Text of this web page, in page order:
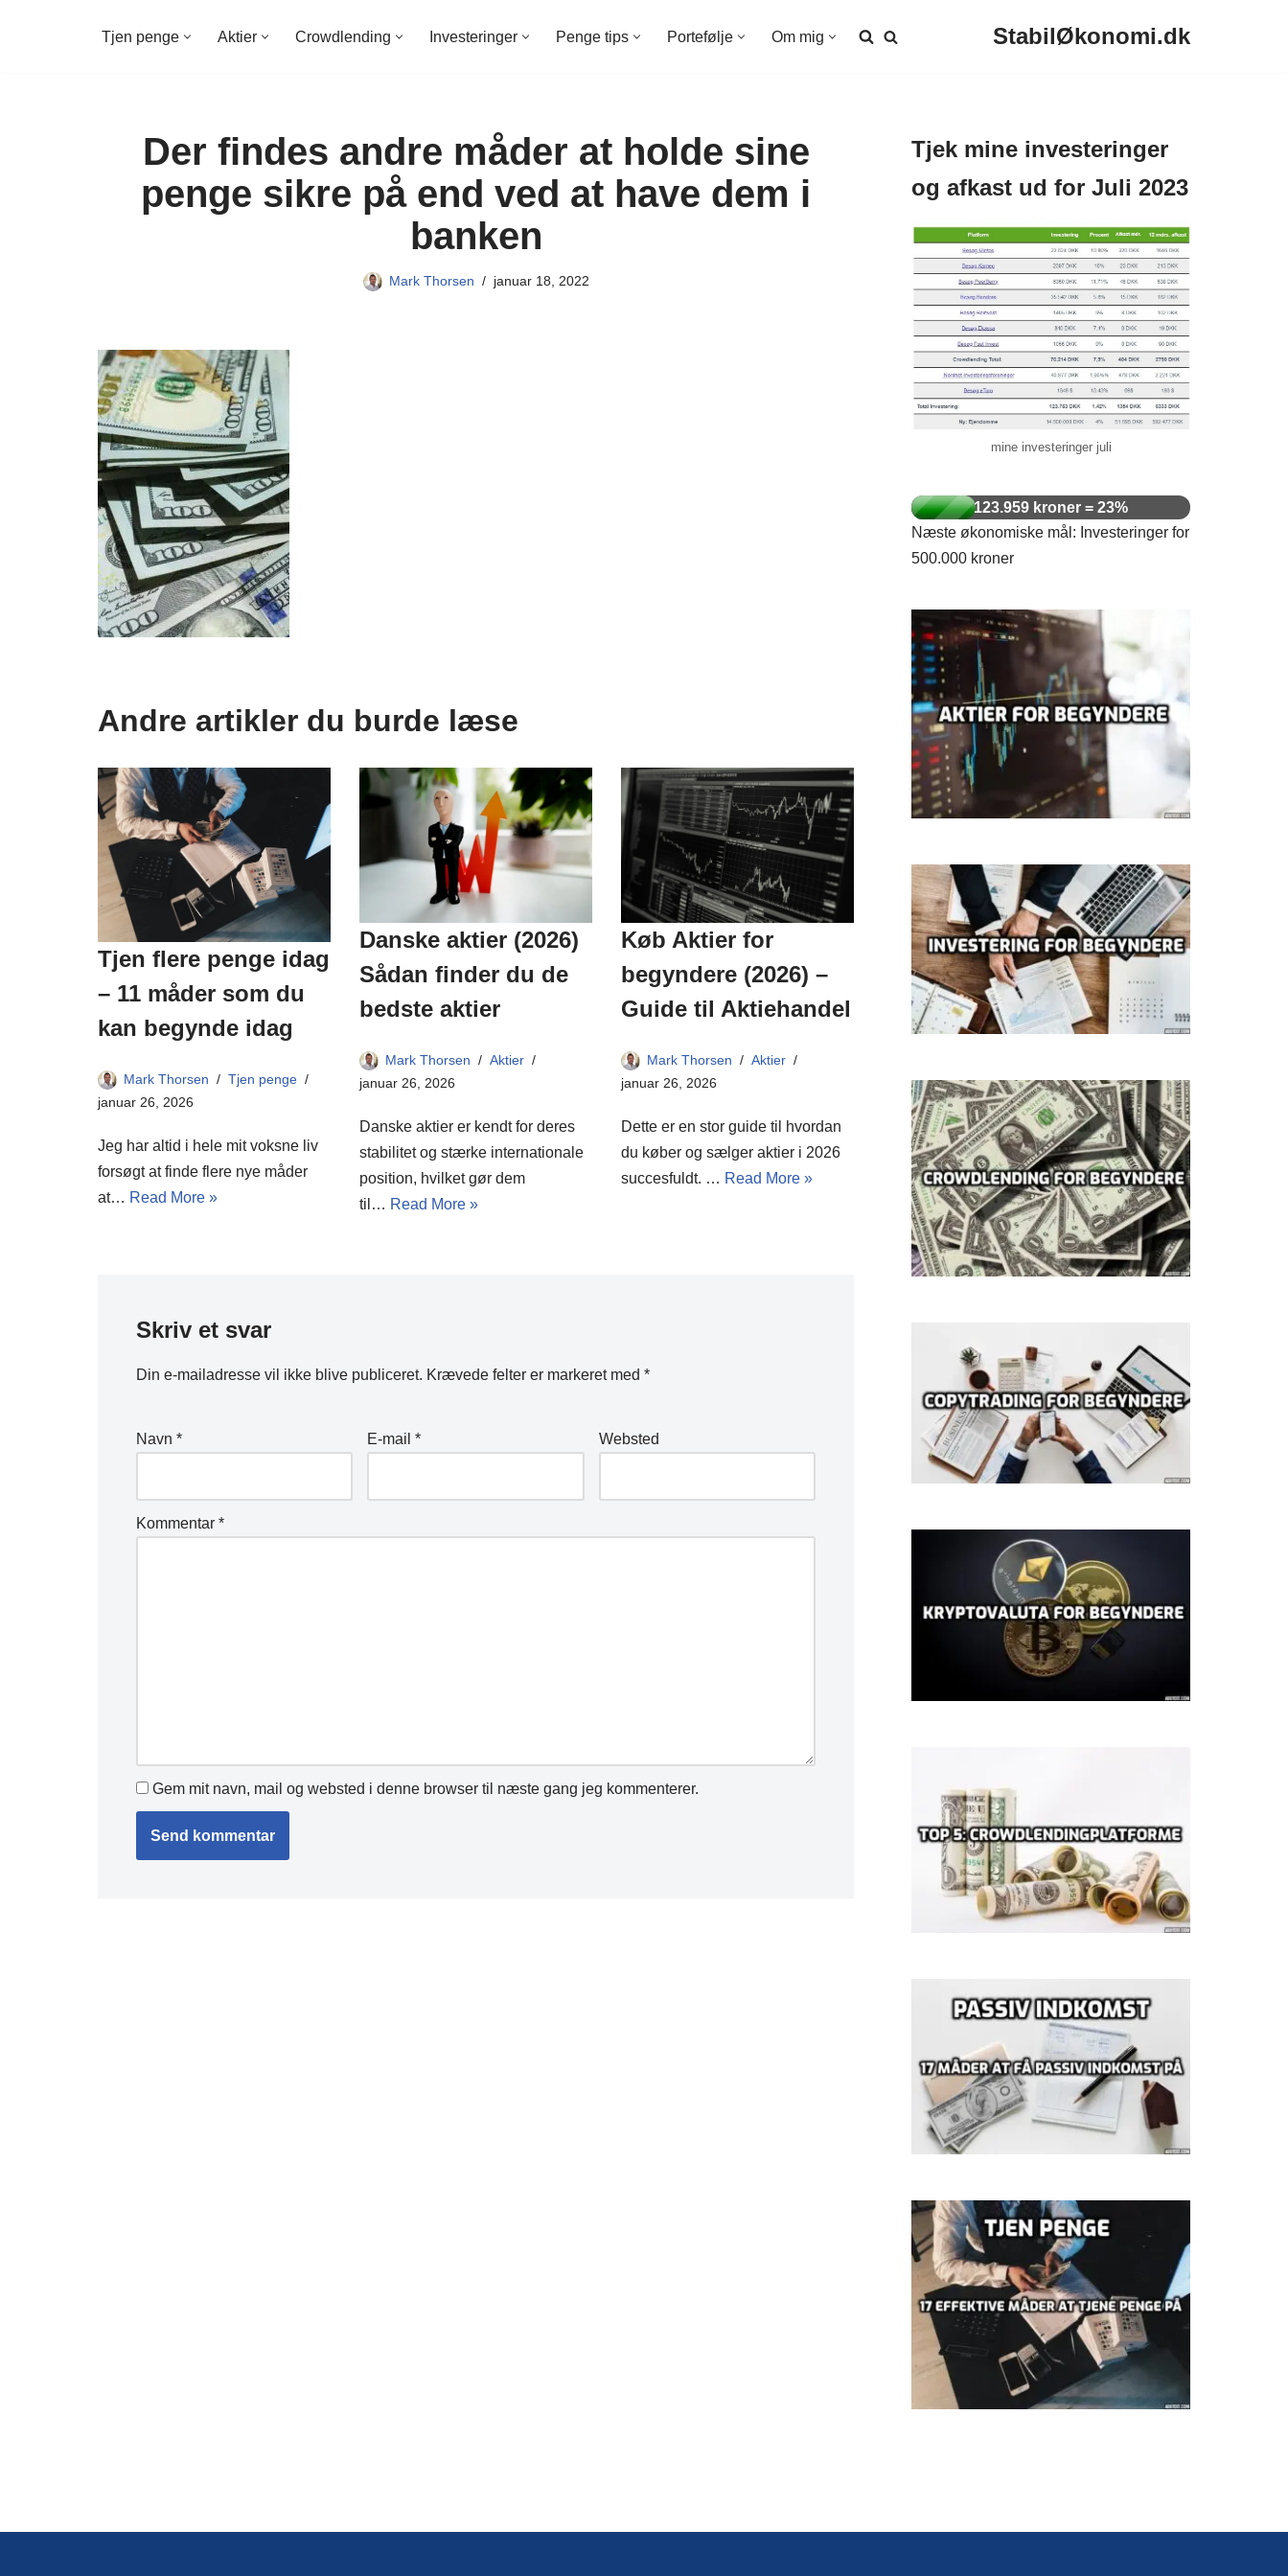
Tjen penge Aktier Crowdlending Investeringer Penge tips Portefølje Om mig StabilØkonomi.dk
Der findes andre måder at holde sine
penge sikre på end ved at have dem i
banken
Mark Thorsen januar 18, 2022
Andre artikler du burde læse
Tjen flere penge idag
– 11 måder som du
kan begynde idag
Mark Thorsen
Tjen penge
januar 26, 2026
Jeg har altid i hele mit voksne liv
forsøgt at finde flere nye måder
at… Read More »
Danske aktier (2026)
Sådan finder du de
bedste aktier
Mark Thorsen
Aktier
januar 26, 2026
Danske aktier er kendt for deres
stabilitet og stærke internationale
position, hvilket gør dem
til… Read More »
Køb Aktier for
begyndere (2026) –
Guide til Aktiehandel
Mark Thorsen
Aktier
januar 26, 2026
Dette er en stor guide til hvordan
du køber og sælger aktier i 2026
succesfuldt. … Read More »
Skriv et svar
Din e-mailadresse vil ikke blive publiceret. Krævede felter er markeret med *
Navn * E-mail* Websted
Kommentar *
Gem mit navn, mail og websted i denne browser til næste gang jeg kommenterer.
Tjek mine investeringer
og afkast ud for Juli 2023
mine investeringer juli
123.959 kroner = 23%
Næste økonomiske mål: Investeringer for
500.000 kroner